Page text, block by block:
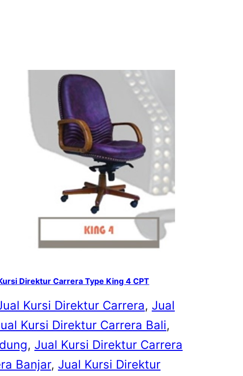
Direktur Carrera Type King 4 CPT
Kursi Direktur Carrera, Jual
Kursi Direktur Carrera Bali
, Jual Kursi Direktur Carrera
Banjar, Jual Kursi Direktur